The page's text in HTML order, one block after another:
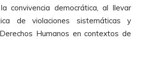
convivencia democrática, al llevar
de violaciones sistemáticas y
Humanos en contextos de